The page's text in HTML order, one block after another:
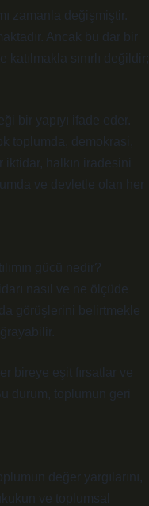
zamanla değişmiştir.
Ancak bu dar bir
katılmakla sınırlı değildir;
bir yapıyı ifade eder.
toplumda, demokrasi,
halkın iradesini
ve devletle olan her
gücü nedir?
nasıl ve ne ölçüde
görüşlerini belirtmekle
bireye eşit fırsatlar ve
durum, toplumun geri
değer yargılarını,
ve toplumsal